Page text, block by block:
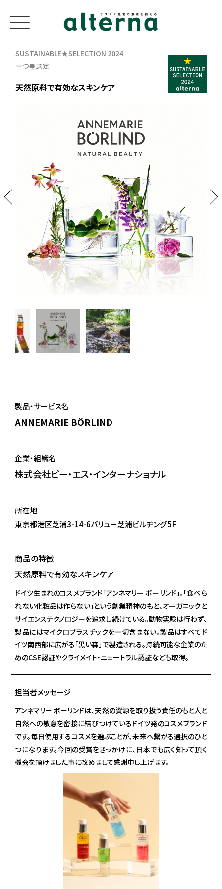
SUSTAINABLE★SELECTION 2024
一つ星選定
天然原料で有効なスキンケア
製品・サービス名
ANNEMARIE BÖRLIND
企業・組織名
株式会社ピー・エス・インターナショナル
所在地
東京都港区芝浦3-14-6バリュー芝浦ビルヂング 5F
商品の特徴
天然原料で有効なスキンケア
ドイツ生まれのコスメブランド「アンネマリー ボーリンド」。「食べら
れない化粧品は作らない」という創業精神のもと、オーガニックと
サイエンステクノロジーを追求し続けている。動物実験は行わず、
製品にはマイクロプラスチックを一切含まない。製品はすべてド
イツ南西部に広がる「黒い森」で製造される。持続可能な企業のた
めのCSE認証やクライメイト・ニュートラル認証なども取得。
担当者メッセージ
アンネマリー ボーリンドは、天然の資源を取り扱う責任のもと人と
自然への敬意を密接に結びつけているドイツ発のコスメブランド
です。毎日使用するコスメを選ぶことが、未来へ繋がる選択のひと
つになります。今回の受賞をきっかけに、日本でも広く知って頂く
機会を頂けました事に改めまして感謝申し上げます。